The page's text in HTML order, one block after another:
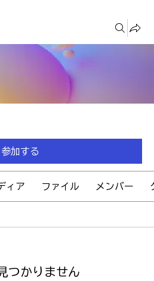
参加する
ィア ファイル メンバー
つかりません